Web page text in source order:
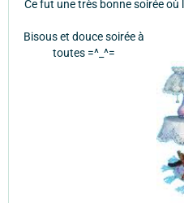
Ce fut une très bonne soirée
Bisous et douce soirée à
toutes =^_^=